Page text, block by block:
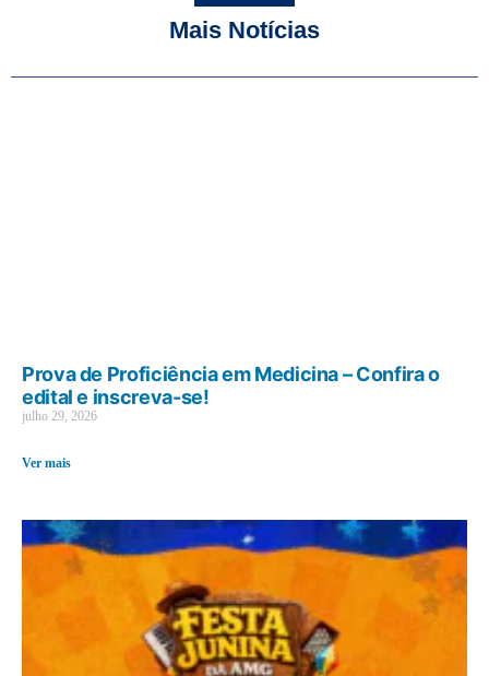
Mais Notícias
Prova de Proficiência em Medicina – Confira o
edital e inscreva-se!
julho 29, 2026
Ver mais